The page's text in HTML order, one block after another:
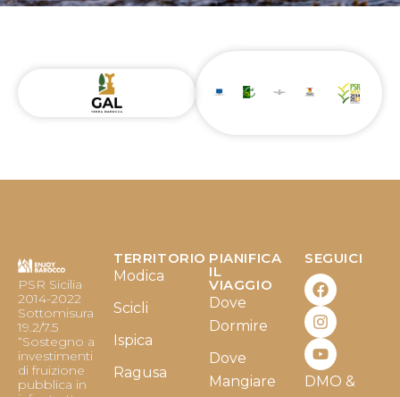
PSR Sicilia
2014-2022
Sottomisura
19.2/7.5
“Sostegno a
investimenti
di fruizione
pubblica in
TERRITORIO
Modica
Scicli
Ispica
Ragusa
PIANIFICA
IL
VIAGGIO
Dove
Dormire
Dove
Mangiare
SEGUICI
F
a
c
e
b
o
o
k
I
n
s
t
a
g
r
a
Y
o
u
t
u
b
e
DMO &